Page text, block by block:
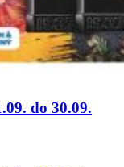
do 30.09.